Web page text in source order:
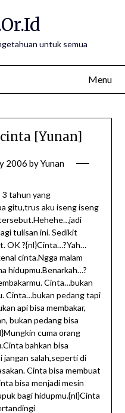
untuk semua
Menu
[Yunan]
2006 byYunan
3 tahun yang
gitu,trus aku iseng iseng
tulisan ini. Sedikit
OK ?{nl}Cinta…?Yah…
cinta.Ngga malam
hidupmu.Benarkah…?
Cinta…bukan
Cinta…bukan pedang tapi
api bisa membakar,
bukan pedang bisa
cuma orang
bahkan bisa
jangan salah,seperti di
Cinta bisa membuat
bisa menjadi mesin
bagi hidupmu.{nl}Cinta